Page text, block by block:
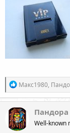
Р
е
а
к
ц
и
Макс1980,
Пандора
Well-known